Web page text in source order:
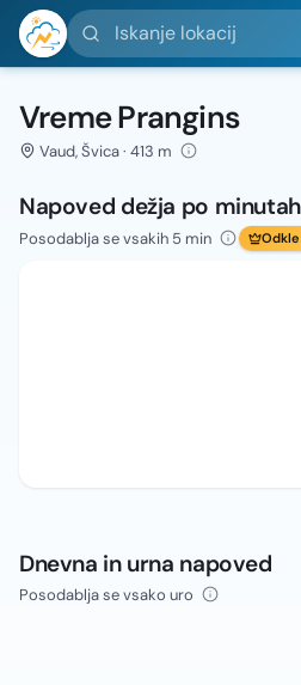
Iskanje lokacij
Vreme Prangins
Vaud, Švica · 413 m
Napoved dežja po minutah
Posodablja se vsakih 5 min
Dnevna in urna napoved
Posodablja se vsako uro